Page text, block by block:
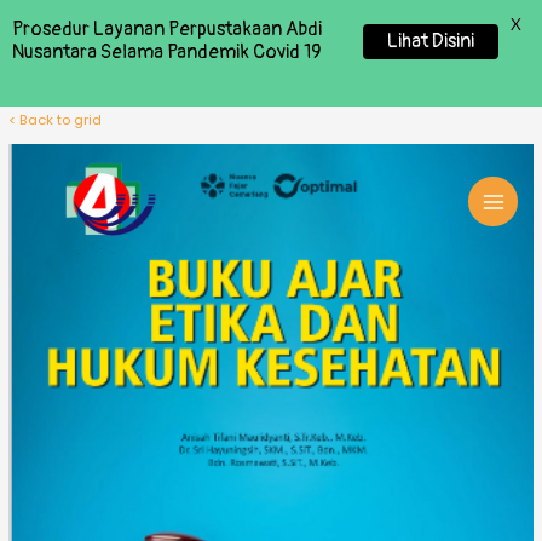
< Back to grid
Prosedur Layanan Perpustakaan Abdi
Nusantara Selama Pandemik Covid 19
Lihat Disini
X